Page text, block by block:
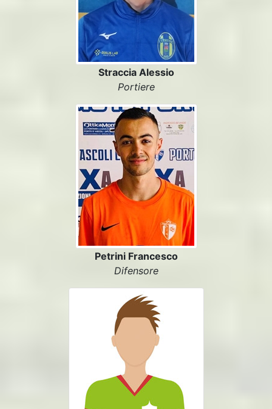
Straccia Alessio
Portiere
Petrini Francesco
Difensore